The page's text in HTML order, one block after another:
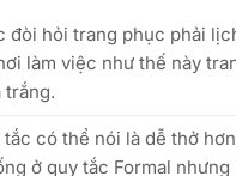
đòi hỏi trang phục phải
làm việc như thế này
trắng.
tắc có thể nói là dễ thở
ở quy tắc Formal